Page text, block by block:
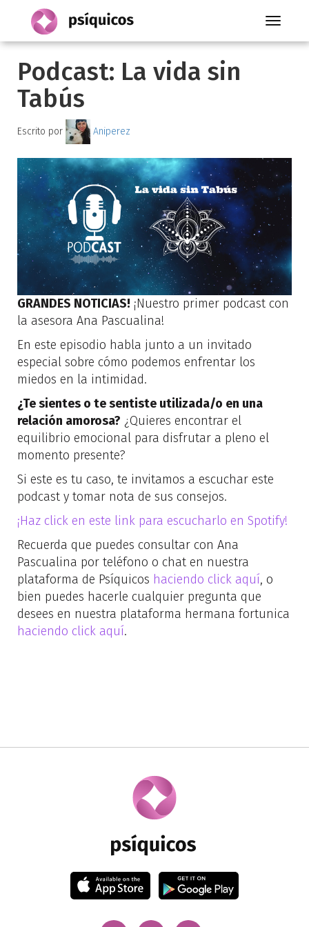
Toggle
Podcast: La vida sin
Tabús
Escrito por Aniperez
GRANDES NOTICIAS! ¡Nuestro primer podcast con
la asesora Ana Pascualina!
En este episodio habla junto a un invitado
especial sobre cómo podemos enfrentar los
miedos en la intimidad.
¿Te sientes o te sentiste utilizada/o en una
relación amorosa? ¿Quieres encontrar el
equilibrio emocional para disfrutar a pleno el
momento presente?
Si este es tu caso, te invitamos a escuchar este
podcast y tomar nota de sus consejos.
¡Haz click en este link para escucharlo en Spotify!
Recuerda que puedes consultar con Ana
Pascualina por teléfono o chat en nuestra
plataforma de Psíquicos haciendo click aquí, o
bien puedes hacerle cualquier pregunta que
desees en nuestra plataforma hermana fortunica
haciendo click aquí.